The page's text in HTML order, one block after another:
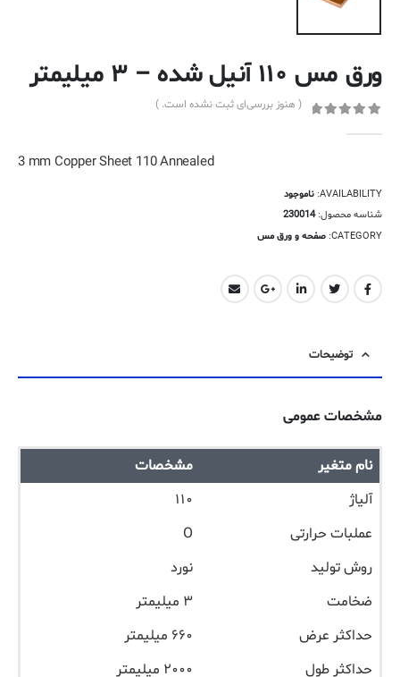
ورق مس ۱۱۰ آنیل شده – ۳ میلیمتر
( هنوز بررسی‌ای ثبت نشده است. )
3 mm Copper Sheet 110 Annealed
AVAILABILITY: ناموجود
شناسه محصول:230014
CATEGORY: صفحه و ورق مس
توضیحات
مشخصات عمومی
نام متغیر
مشخصات
آلیاژ
۱۱۰
عملبات حرارتی
O
روش تولید
نورد
ضخامت
۳ میلیمتر
حداکثر عرض
۶۶۰ میلیمتر
حداکثر طول
۲۰۰۰ میلیمتر